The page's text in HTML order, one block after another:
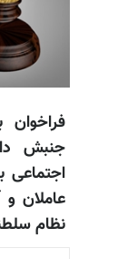
جنبش
اجتماعی
عاملان
نظام